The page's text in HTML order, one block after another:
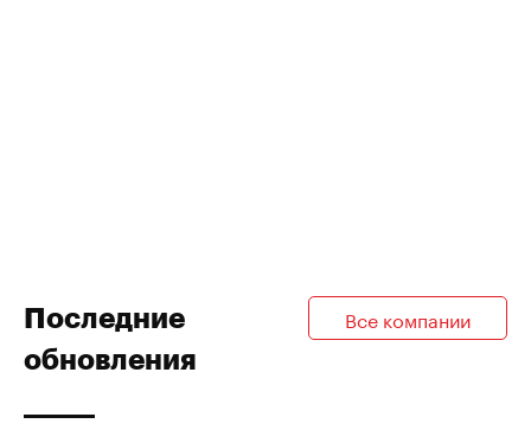
Последние
обновления
Все компании